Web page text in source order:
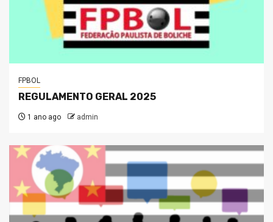
FPBOL
REGULAMENTO GERAL 2025
1 ano ago admin